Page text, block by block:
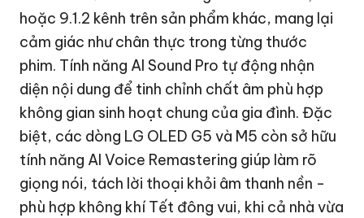
hoặc 9.1.2 kênh trên sản phẩm khác, mang lại
cảm giác như chân thực trong từng thước
phim. Tính năng AI Sound Pro tự động nhận
diện nội dung để tinh chỉnh chất âm phù hợp
không gian sinh hoạt chung của gia đình. Đặc
biệt, các dòng LG OLED G5 và M5 còn sở hữu
tính năng AI Voice Remastering giúp làm rõ
giọng nói, tách lời thoại khỏi âm thanh nền -
phù hợp không khí Tết đông vui, khi cả nhà vừa